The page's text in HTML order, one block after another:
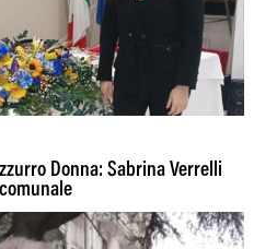
Donna: Sabrina Verrelli